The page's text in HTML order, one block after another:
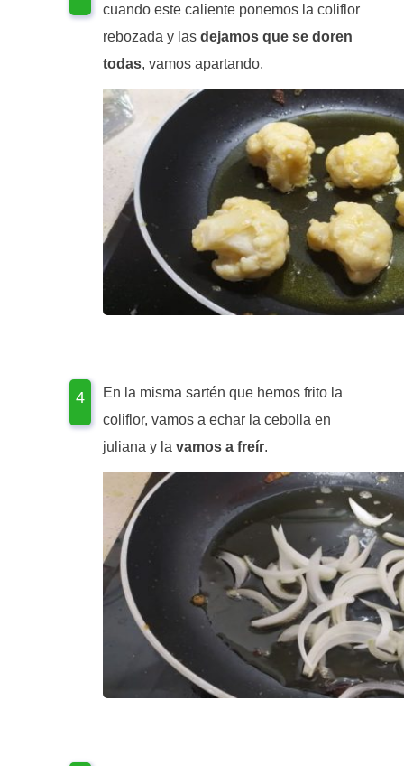
cuando este caliente ponemos la coliflor
rebozada y las dejamos que se doren
todas, vamos apartando.
En la misma sartén que hemos frito la
coliflor, vamos a echar la cebolla en
juliana y la vamos a freír.